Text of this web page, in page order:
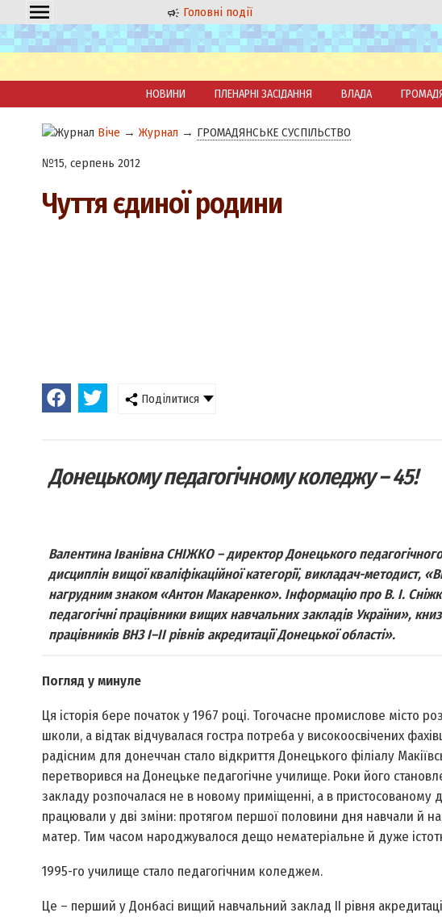
Головні події
НОВИНИ ПЛЕНАРНІ ЗАСІДАННЯ ВЛАДА
Віче → Журнал → ГРОМАДЯНСЬКЕ СУСПІЛЬСТВО
№15, серпень 2012
Чуття єдиної родини
Поділитися
Донецькому педагогічному коледжу – 45!
Валентина Іванівна СНІЖКО – директор Донець­кого
дисциплін вищої кваліфікаційної категорії, викладач-методист,
нагрудним знаком «Антон Макаренко». Інформацію про В. І.
педагогічні працівники вищих навчальних закладів України»,
працівників ВНЗ І–ІІ рівнів акредитації Донецької області».
Погляд у минуле
Ця історія бере початок у 1967 році. Тогочасне промислове місто
школи, а відтак відчувалася гостра потреба у високоосвічених
радісним для донеччан стало відкриття Донецького філіалу
перетворився на Донецьке педагогічне училище. Роки його
закладу розпочалася не в новому приміщенні, а в пристосованому
працювали у дві зміни: протягом першої половини дня навчали й
матер. Тим часом народжувалося дещо нематеріальне й дуже
1995-го училище стало педагогічним коледжем.
Це – перший у Донбасі вищий навчальний заклад II рівня